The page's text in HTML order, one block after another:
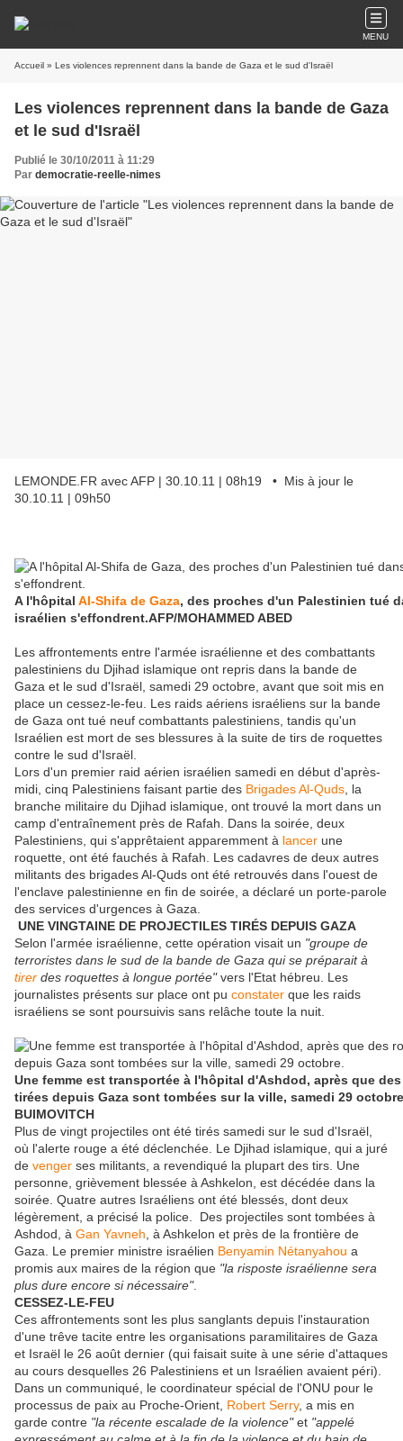
MENU
Accueil » Les violences reprennent dans la bande de Gaza et le sud d'Israël
Les violences reprennent dans la bande de Gaza
et le sud d'Israël
Publié le 30/10/2011 à 11:29
Par democratie-reelle-nimes
LEMONDE.FR avec AFP | 30.10.11 | 08h19 • Mis à jour le
30.10.11 | 09h50
A l'hôpital Al-Shifa de Gaza, des proches d'un Palestinien tué
israélien s'effondrent.AFP/MOHAMMED ABED
Les affrontements entre l'armée israélienne et des combattants
palestiniens du Djihad islamique ont repris dans la bande de
Gaza et le sud d'Israël, samedi 29 octobre, avant que soit mis en
place un cessez-le-feu. Les raids aériens israéliens sur la bande
de Gaza ont tué neuf combattants palestiniens, tandis qu'un
Israélien est mort de ses blessures à la suite de tirs de roquettes
contre le sud d'Israël.
Lors d'un premier raid aérien israélien samedi en début d'après-
midi, cinq Palestiniens faisant partie des Brigades Al-Quds , la
branche militaire du Djihad islamique, ont trouvé la mort dans un
camp d'entraînement près de Rafah. Dans la soirée, deux
Palestiniens, qui s'apprêtaient apparemment à lancer une
roquette, ont été fauchés à Rafah. Les cadavres de deux autres
militants des brigades Al-Quds ont été retrouvés dans l'ouest de
l'enclave palestinienne en fin de soirée, a déclaré un porte-parole
des services d'urgences à Gaza.
UNE VINGTAINE DE PROJECTILES TIRÉS DEPUIS GAZA
Selon l'armée israélienne, cette opération visait un "groupe de
terroristes dans le sud de la bande de Gaza qui se préparait à
tirer des roquettes à longue portée"vers l'Etat hébreu. Les
journalistes présents sur place ont pu constater que les raids
israéliens se sont poursuivis sans relâche toute la nuit.
Une femme est transportée à l'hôpital d'Ashdod, après que
tirées depuis Gaza sont tombées sur la ville, samedi 29
BUIMOVITCH
Plus de vingt projectiles ont été tirés samedi sur le sud d'Israël,
où l'alerte rouge a été déclenchée. Le Djihad islamique, qui a juré
de venger ses militants, a revendiqué la plupart des tirs. Une
personne, grièvement blessée à Ashkelon, est décédée dans la
soirée. Quatre autres Israéliens ont été blessés, dont deux
légèrement, a précisé la police. Des projectiles sont tombées à
Ashdod, à Gan Yavneh , à Ashkelon et près de la frontière de
Gaza. Le premier ministre israélien Benyamin Nétanyahou a
promis aux maires de la région que "la risposte israélienne sera
plus dure encore si nécessaire".
CESSEZ-LE-FEU
Ces affrontements sont les plus sanglants depuis l'instauration
d'une trêve tacite entre les organisations paramilitaires de Gaza
et Israël le 26 août dernier (qui faisait suite à une série d'attaques
au cours desquelles 26 Palestiniens et un Israélien avaient péri).
Dans un communiqué, le coordinateur spécial de l'ONU pour le
processus de paix au Proche-Orient, Robert Serry, a mis en
garde contre "la récente escalade de la violence"et "appelé